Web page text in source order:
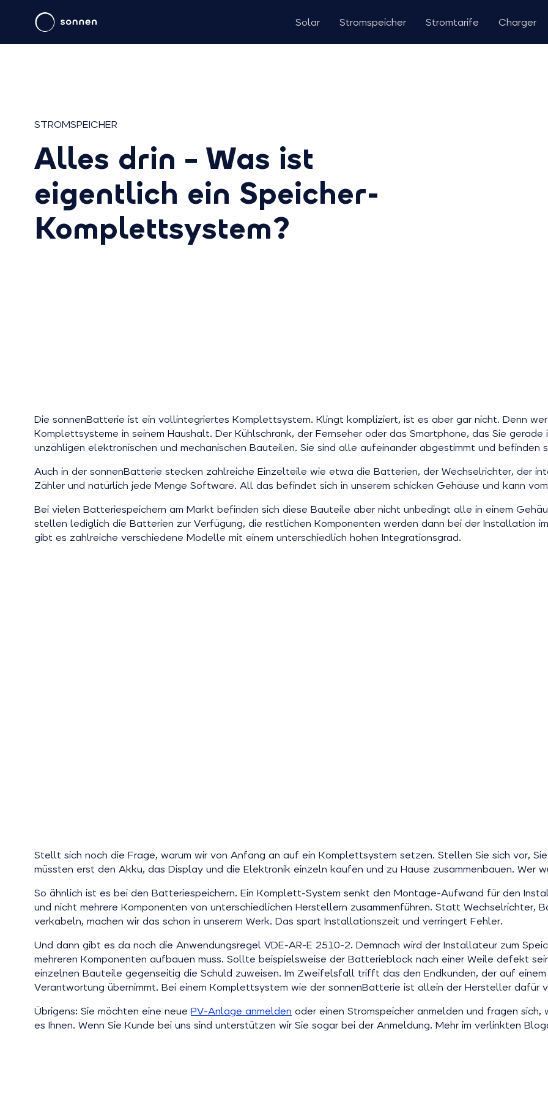
Solar Stromspeicher Stromtarife Charger
STROMSPEICHER
Alles drin – Was ist
eigentlich ein Speicher-
Komplettsystem?
Die sonnenBatterie ist ein vollintegriertes Komplettsystem. Klingt kompliziert, ist es aber gar nicht. Denn
Komplettsysteme in seinem Haushalt. Der Kühlschrank, der Fernseher oder das Smartphone, das Sie
unzähligen elektronischen und mechanischen Bauteilen. Sie sind alle aufeinander abgestimmt und befinden
Auch in der sonnenBatterie stecken zahlreiche Einzelteile wie etwa die Batterien, der Wechselrichter, der
Zähler und natürlich jede Menge Software. All das befindet sich in unserem schicken Gehäuse und kann
Bei vielen Batteriespeichern am Markt befinden sich diese Bauteile aber nicht unbedingt alle in einem
stellen lediglich die Batterien zur Verfügung, die restlichen Komponenten werden dann bei der Installation
gibt es zahlreiche verschiedene Modelle mit einem unterschiedlich hohen Integrationsgrad.
Stellt sich noch die Frage, warum wir von Anfang an auf ein Komplettsystem setzen. Stellen Sie sich vor,
müssten erst den Akku, das Display und die Elektronik einzeln kaufen und zu Hause zusammenbauen. Wer
So ähnlich ist es bei den Batteriespeichern. Ein Komplett-System senkt den Montage-Aufwand für den
und nicht mehrere Komponenten von unterschiedlichen Herstellern zusammenführen. Statt Wechselrichter,
verkabeln, machen wir das schon in unserem Werk. Das spart Installationszeit und verringert Fehler.
Und dann gibt es da noch die Anwendungsregel VDE-AR-E 2510-2. Demnach wird der Installateur zum
mehreren Komponenten aufbauen muss. Sollte beispielsweise der Batterieblock nach einer Weile defekt
einzelnen Bauteile gegenseitig die Schuld zuweisen. Im Zweifelsfall trifft das den Endkunden, der auf
Verantwortung übernimmt. Bei einem Komplettsystem wie der sonnenBatterie ist allein der Hersteller
Übrigens: Sie möchten eine neue PV-Anlage anmelden oder einen Stromspeicher anmelden und fragen
es Ihnen. Wenn Sie Kunde bei uns sind unterstützen wir Sie sogar bei der Anmeldung. Mehr im verlinkten